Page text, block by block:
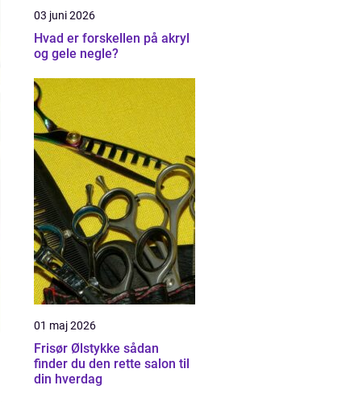
03 juni 2026
Hvad er forskellen på akryl
og gele negle?
01 maj 2026
Frisør Ølstykke sådan
finder du den rette salon til
din hverdag